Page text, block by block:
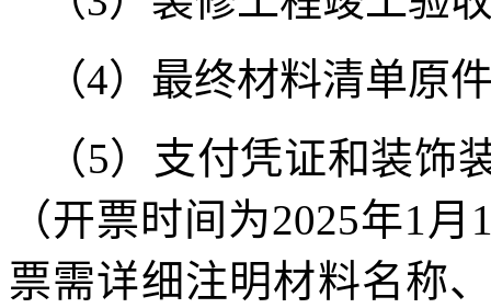
（4）最终材料清单原
（5）支付凭证和装饰
（开票时间为2025年1
票需详细注明材料名称